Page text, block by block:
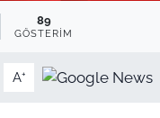
89
GÖSTERIM
A+